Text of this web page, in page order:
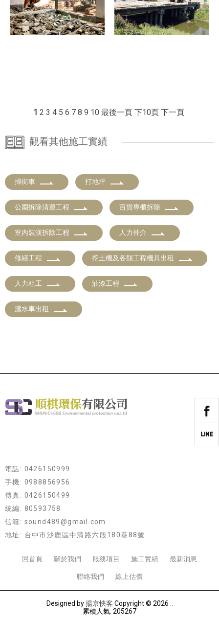
1 2 3 4 5 6 7 8 9 10 最後一頁 下10頁 下一頁
觀看其他施工實績
掃街車 打地坪
公園拆除清運工程 百貨專櫃拆除
室內裝潢拆除工程 人力仲介
修繕工程 挖土機及各類工程機具出租
人力粗工 油漆工程
灑水車出租
電話: 0426150999
手機: 0988856956
傳真: 0426150499
統編: 80593758
信箱: sound489@gmail.com
地址: 台中市沙鹿區中清路六段180巷88號
回首頁 關於我們 服務項目 施工實績 最新消息
聯絡我們 線上估價
Designed by揚京快客 Copyright © 2026
累積人氣: 205267